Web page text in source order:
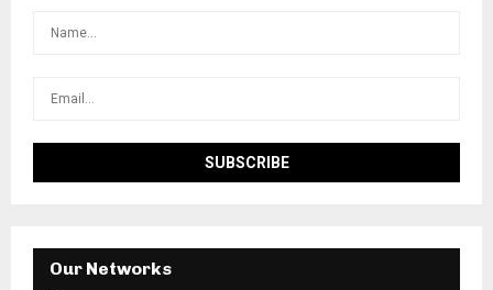
Our Networks